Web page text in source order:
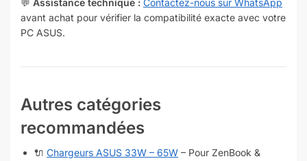
💬 Assistance technique : Contactez-nous sur WhatsApp
avant achat pour vérifier la compatibilité exacte avec votre
PC ASUS.
Autres catégories
recommandées
🔌 Chargeurs ASUS 33W – 65W – Pour ZenBook &